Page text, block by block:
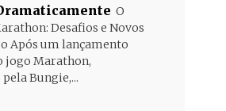
O
Desafios e Novos
Após um lançamento
jogo Marathon,
Bungie,...